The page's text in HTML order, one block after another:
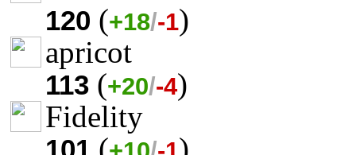
120 (+18/-1)
apricot
113 (+20/-4)
Fidelity
(
)